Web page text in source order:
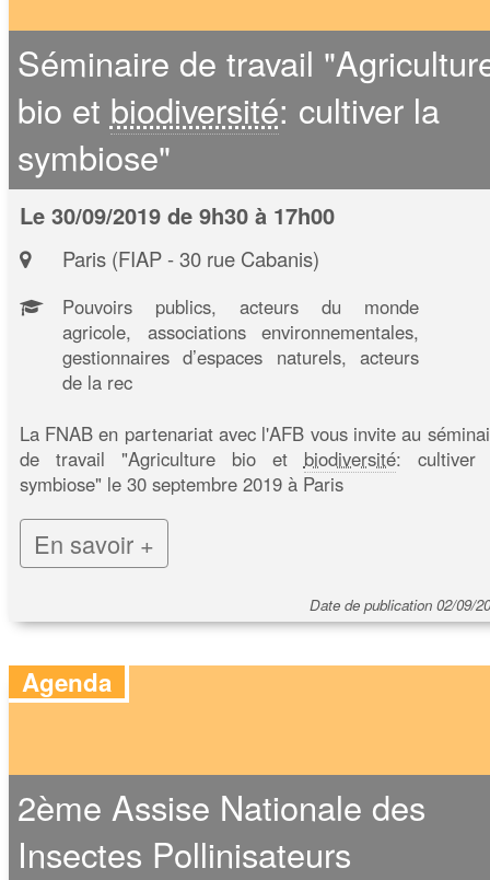
Séminaire de travail
bio et biodiversité: cultiver la
symbiose"
Le 30/09/2019 de 9h30 à 17h00
Paris (FIAP - 30 rue Cabanis)
Pouvoirs publics, acteurs du monde
agricole, associations environnementales,
gestionnaires d’espaces naturels, acteurs
de la rec
La FNAB en partenariat avec l'AFB vous invite au
de travail "Agriculture bio et biodiversité: cultiver
symbiose" le 30 septembre 2019 à Paris
En savoir +
Date de publication 02/09/
Agenda
2ème Assise Nationale des
Insectes Pollinisateurs